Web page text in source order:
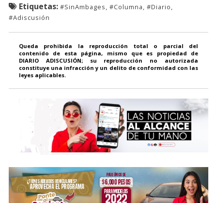
Etiquetas: #SinAmbages, #Columna, #Diario,
#Adiscusión
Queda prohibida la reproducción total o parcial del
contenido de esta página, mismo que es propiedad de
DIARIO ADISCUSIÓN; su reproducción no autorizada
constituye una infracción y un delito de conformidad con las
leyes aplicables.